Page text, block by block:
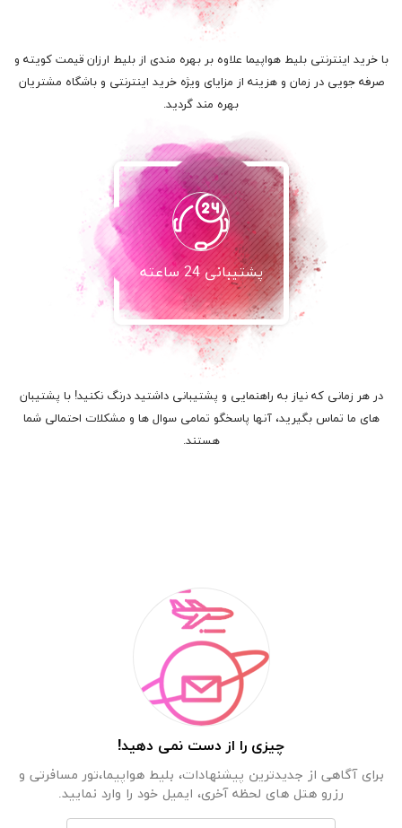
با خرید اینترنتی بلیط هواپیما علاوه بر بهره مندی از بلیط ارزان قیمت کویته و
صرفه جویی در زمان و هزینه از مزایای ویژه خرید اینترنتی و باشگاه مشتریان
بهره مند گردید.
پشتیبانی 24 ساعته
در هر زمانی که نیاز به راهنمایی و پشتیبانی داشتید درنگ نکنید! با پشتیبان
های ما تماس بگیرید، آنها پاسخگو تمامی سوال ها و مشکلات احتمالی شما
هستند.
چیزی را از دست نمی دهید!
برای آگاهی از جدیدترین پیشنهادات، بلیط هواپیما،تور مسافرتی و
رزرو هتل های لحظه آخری، ایمیل خود را وارد نمایید.